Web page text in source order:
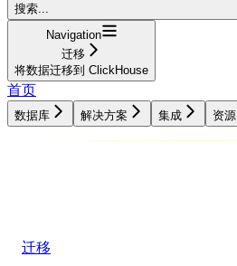
搜索...
Navigation
迁移
将数据迁移到 ClickHouse
首页
数据库 解决方案 集成 资源
迁移